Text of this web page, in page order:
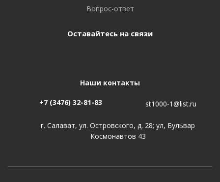
Вопрос-ответ
Оставайтесь на связи
Наши контакты
+7 (3476) 32-81-83 st1000-1@list.ru
г. Салават, ул. Островского, д. 28; ул, Бульвар
Космонавтов 43